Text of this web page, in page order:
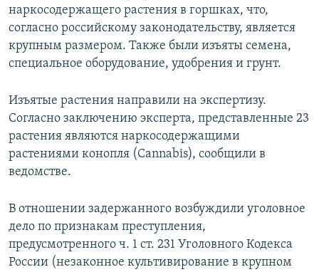
наркосодержащего растения в горшках, что,
согласно российскому законодательству, является
крупным размером. Также были изъяты семена,
специальное оборудование, удобрения и грунт.
Изъятые растения направили на экспертизу.
Согласно заключению эксперта, представленные 23
растения являются наркосодержащими
растениями конопля (Cannabis), сообщили в
ведомстве.
В отношении задержанного возбуждили уголовное
дело по признакам преступления,
предусмотренного ч. 1 ст. 231 Уголовного Кодекса
России (незаконное культивирование в крупном